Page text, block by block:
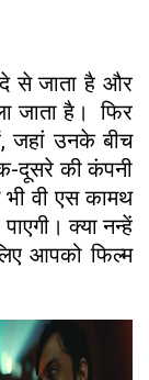
से जाता है और
जाता है। फिर
जहां उनके बीच
दूसरे की कंपनी
वी एस कामथ
क्या नन्हें
आपको फिल्म